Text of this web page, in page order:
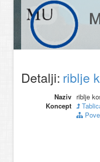
Detalji: riblje
Naziv riblje
Koncept